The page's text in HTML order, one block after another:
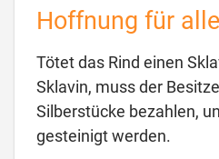
Hoffnung für alle
Tötet das Rind einen
Sklavin, muss der
Silberstücke bezahlen,
gesteinigt werden.